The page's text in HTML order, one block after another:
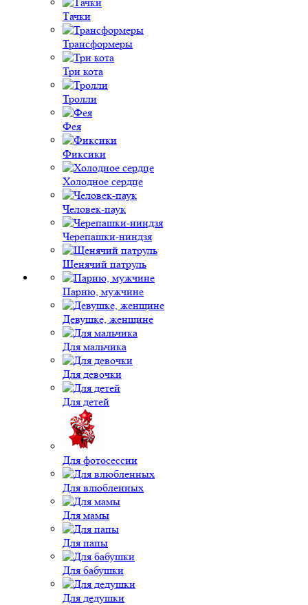
Тачки
Трансформеры
Три кота
Тролли
Фея
Фиксики
Холодное сердце
Человек-паук
Черепашки-ниндзя
Щенячий патруль
Парню, мужчине
Девушке, женщине
Для мальчика
Для девочки
Для детей
Для фотосессии
Для влюбленных
Для мамы
Для папы
Для бабушки
Для дедушки